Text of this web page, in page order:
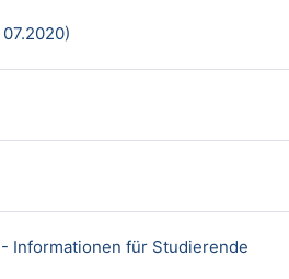
Informationen für Studierende